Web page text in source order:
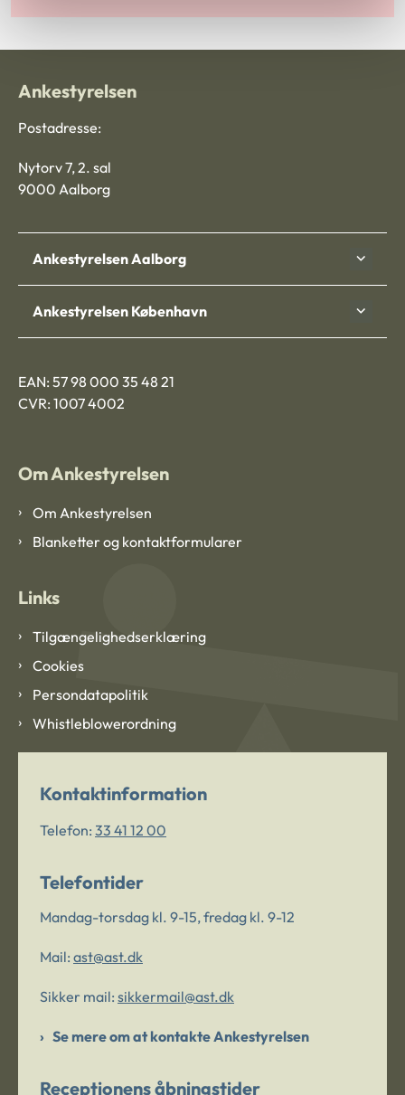
Ankestyrelsen
Postadresse:
Nytorv 7, 2. sal
9000 Aalborg
Ankestyrelsen Aalborg
Ankestyrelsen København
EAN: 57 98 000 35 48 21
CVR: 1007 4002
Om Ankestyrelsen
Om Ankestyrelsen
Blanketter og kontaktformularer
Links
Tilgængelighedserklæring
Cookies
Persondatapolitik
Whistleblowerordning
Kontaktinformation
Telefon: 33 41 12 00
Telefontider
Mandag-torsdag kl. 9-15, fredag kl. 9-12
Mail: ast@ast.dk
Sikker mail: sikkermail@ast.dk
Se mere om at kontakte Ankestyrelsen
Receptionens åbningstider